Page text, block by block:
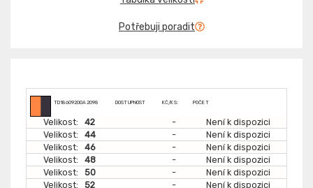
Potřebuji poradit
TD18609200A2098 DOSTUPNOST KČ/KS: POČET
Velikost: 42 -
Není k dispozici
Velikost:
44 -
Není k dispozici
Velikost:
46 -
Není k dispozici
Velikost:
48 -
Není k dispozici
Velikost:
50 -
Není k dispozici
Velikost:
52 -
Není k dispozici